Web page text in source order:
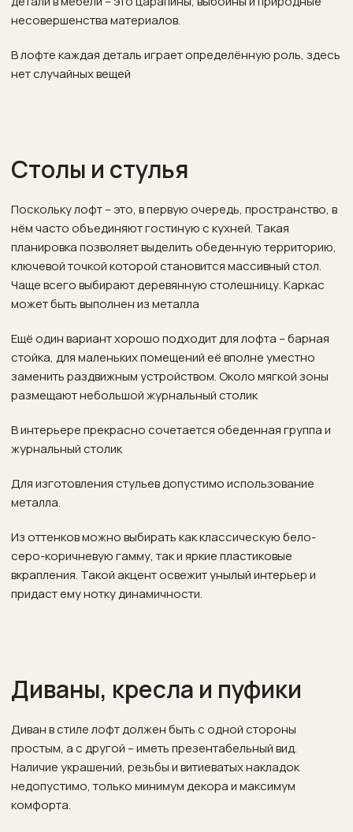
несовершенства материалов.
В лофте каждая деталь играет определённую роль, здесь
нет случайных вещей
Столы и стулья
Поскольку лофт – это, в первую очередь, пространство, в
нём часто объединяют гостиную с кухней. Такая
планировка позволяет выделить обеденную территорию,
ключевой точкой которой становится массивный стол.
Чаще всего выбирают деревянную столешницу. Каркас
может быть выполнен из металла
Ещё один вариант хорошо подходит для лофта – барная
стойка, для маленьких помещений её вполне уместно
заменить раздвижным устройством. Около мягкой зоны
размещают небольшой журнальный столик
В интерьере прекрасно сочетается обеденная группа и
журнальный столик
Для изготовления стульев допустимо использование
металла.
Из оттенков можно выбирать как классическую бело-
серо-коричневую гамму, так и яркие пластиковые
вкрапления. Такой акцент освежит унылый интерьер и
придаст ему нотку динамичности.
Диваны, кресла и пуфики
Диван в стиле лофт должен быть с одной стороны
простым, а с другой – иметь презентабельный вид.
Наличие украшений, резьбы и витиеватых накладок
недопустимо, только минимум декора и максимум
комфорта.